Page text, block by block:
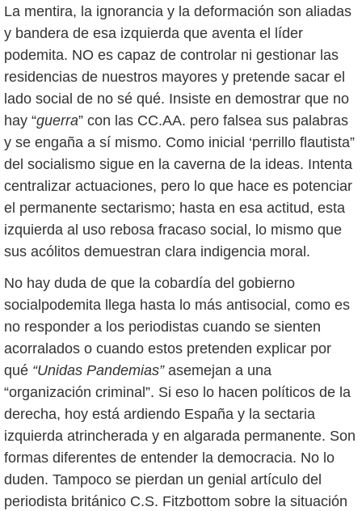
La mentira, la ignorancia y la deformación son aliadas
y bandera de esa izquierda que aventa el líder
podemita. NO es capaz de controlar ni gestionar las
residencias de nuestros mayores y pretende sacar el
lado social de no sé qué. Insiste en demostrar que no
hay “guerra” con las CC.AA. pero falsea sus palabras
y se engaña a sí mismo. Como inicial ‘perrillo flautista”
del socialismo sigue en la caverna de la ideas. Intenta
centralizar actuaciones, pero lo que hace es potenciar
el permanente sectarismo; hasta en esa actitud, esta
izquierda al uso rebosa fracaso social, lo mismo que
sus acólitos demuestran clara indigencia moral.
No hay duda de que la cobardía del gobierno
socialpodemita llega hasta lo más antisocial, como es
no responder a los periodistas cuando se sienten
acorralados o cuando estos pretenden explicar por
qué “Unidas Pandemias”asemejan a una
“organización criminal”. Si eso lo hacen políticos de la
derecha, hoy está ardiendo España y la sectaria
izquierda atrincherada y en algarada permanente. Son
formas diferentes de entender la democracia. No lo
duden. Tampoco se pierdan un genial artículo del
periodista británico C.S. Fitzbottom sobre la situación